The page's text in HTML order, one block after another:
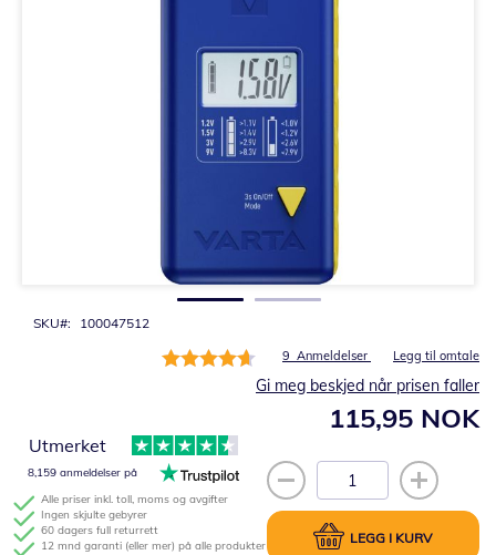
SKU 100047512
Rating:
9 Anmeldelser Legg til omtale
115,95 NOK
Gi meg beskjed når prisen faller
LEGG I KURV
Alle priser inkl. toll, moms og avgifter
Ingen skjulte gebyrer
60 dagers full returrett
12 mnd garanti (eller mer) på alle produkter
Utmerket
8,159 anmeldelser på